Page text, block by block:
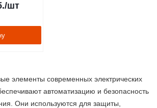
/шт
элементы современных электрических
автоматизацию и безопасность
Они используются для защиты,